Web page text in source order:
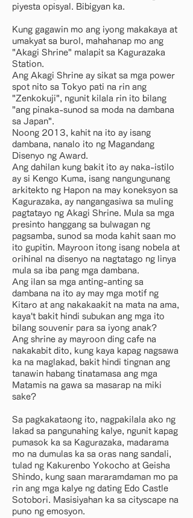
piyesta opisyal. Bibigyan ka.
Kung gagawin mo ang iyong makakaya at
umakyat sa burol, mahahanap mo ang
"Akagi Shrine" malapit sa Kagurazaka
Station.
Ang Akagi Shrine ay sikat sa mga power
spot nito sa Tokyo pati na rin ang
"Zenkokuji", ngunit kilala rin ito bilang
"ang pinaka-sunod sa moda na dambana
sa Japan".
Noong 2013, kahit na ito ay isang
dambana, nanalo ito ng Magandang
Disenyo ng Award.
Ang dahilan kung bakit ito ay naka-istilo
ay si Kengo Kuma, isang nangungunang
arkitekto ng Hapon na may koneksyon sa
Kagurazaka, ay nangangasiwa sa muling
pagtatayo ng Akagi Shrine. Mula sa mga
presinto hanggang sa bulwagan ng
pagsamba, sunod sa moda kahit saan mo
ito gupitin. Mayroon itong isang nobela at
orihinal na disenyo na nagtatago ng linya
mula sa iba pang mga dambana.
Ang ilan sa mga anting-anting sa
dambana na ito ay may mga motif ng
Kitaro at ang nakakaakit na mata na ama,
kaya't bakit hindi subukan ang mga ito
bilang souvenir para sa iyong anak?
Ang shrine ay mayroon ding cafe na
nakakabit dito, kung kaya kapag nagsawa
ka na maglakad, bakit hindi tingnan ang
tanawin habang tinatamasa ang mga
Matamis na gawa sa masarap na miki
sake?
Sa pagkakataong ito, nagpakilala ako ng
lakad sa pangunahing kalye, ngunit kapag
pumasok ka sa Kagurazaka, madarama
mo na dumulas ka sa oras nang sandali,
tulad ng Kakurenbo Yokocho at Geisha
Shindo, kung saan mararamdaman mo pa
rin ang mga kalye ng dating Edo Castle
Sotobori. Masisiyahan ka sa cityscape na
puno ng emosyon.